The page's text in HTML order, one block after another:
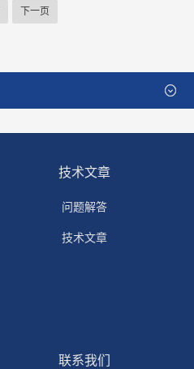
下一页
技术文章
问题解答
技术文章
联系我们